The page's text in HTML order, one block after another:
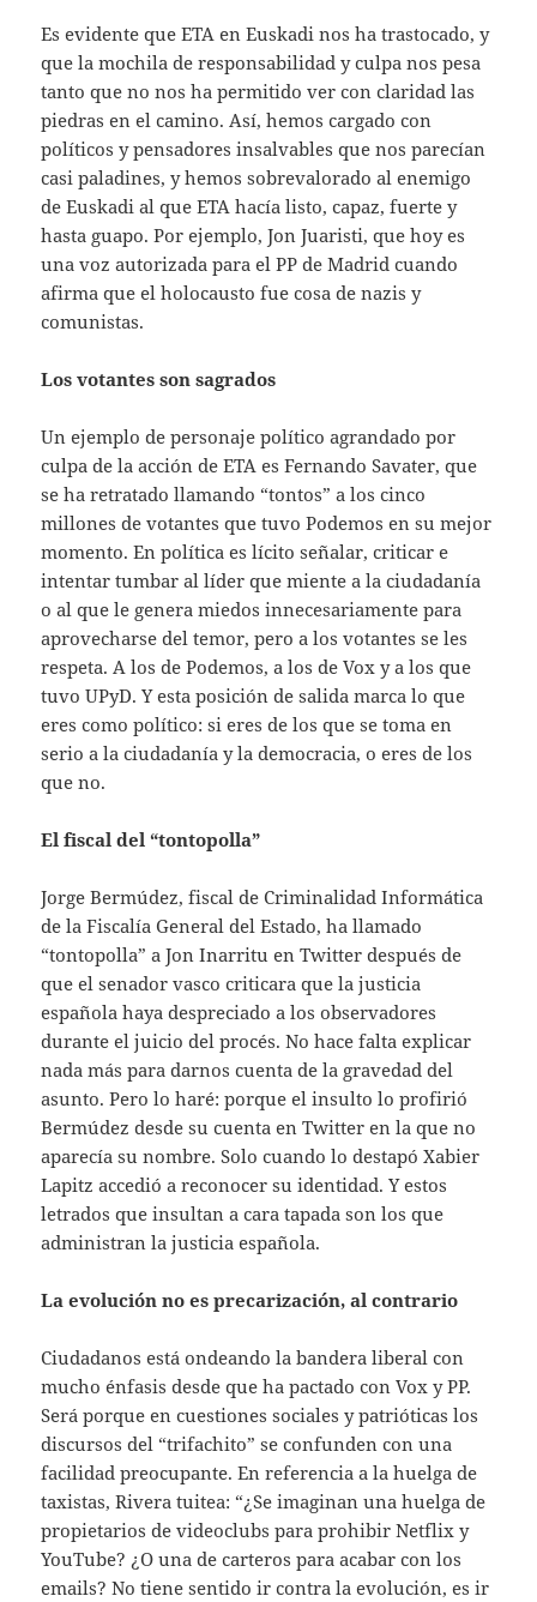
Es evidente que ETA en Euskadi nos ha trastocado, y
que la mochila de responsabilidad y culpa nos pesa
tanto que no nos ha permitido ver con claridad las
piedras en el camino. Así, hemos cargado con
políticos y pensadores insalvables que nos parecían
casi paladines, y hemos sobrevalorado al enemigo
de Euskadi al que ETA hacía listo, capaz, fuerte y
hasta guapo. Por ejemplo, Jon Juaristi, que hoy es
una voz autorizada para el PP de Madrid cuando
afirma que el holocausto fue cosa de nazis y
comunistas.
Los votantes son sagrados
Un ejemplo de personaje político agrandado por
culpa de la acción de ETA es Fernando Savater, que
se ha retratado llamando “tontos” a los cinco
millones de votantes que tuvo Podemos en su mejor
momento. En política es lícito señalar, criticar e
intentar tumbar al líder que miente a la ciudadanía
o al que le genera miedos innecesariamente para
aprovecharse del temor, pero a los votantes se les
respeta. A los de Podemos, a los de Vox y a los que
tuvo UPyD. Y esta posición de salida marca lo que
eres como político: si eres de los que se toma en
serio a la ciudadanía y la democracia, o eres de los
que no.
El fiscal del “tontopolla”
Jorge Bermúdez, fiscal de Criminalidad Informática
de la Fiscalía General del Estado, ha llamado
“tontopolla” a Jon Inarritu en Twitter después de
que el senador vasco criticara que la justicia
española haya despreciado a los observadores
durante el juicio del procés. No hace falta explicar
nada más para darnos cuenta de la gravedad del
asunto. Pero lo haré: porque el insulto lo profirió
Bermúdez desde su cuenta en Twitter en la que no
aparecía su nombre. Solo cuando lo destapó Xabier
Lapitz accedió a reconocer su identidad. Y estos
letrados que insultan a cara tapada son los que
administran la justicia española.
La evolución no es precarización, al contrario
Ciudadanos está ondeando la bandera liberal con
mucho énfasis desde que ha pactado con Vox y PP.
Será porque en cuestiones sociales y patrióticas los
discursos del “trifachito” se confunden con una
facilidad preocupante. En referencia a la huelga de
taxistas, Rivera tuitea: “¿Se imaginan una huelga de
propietarios de videoclubs para prohibir Netflix y
YouTube? ¿O una de carteros para acabar con los
emails? No tiene sentido ir contra la evolución, es ir